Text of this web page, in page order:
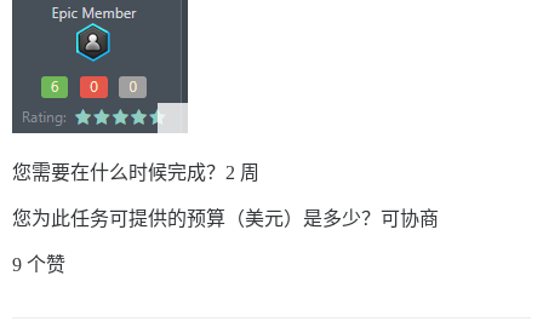
您需要在什么时候完成？2 周
您为此任务可提供的预算（美元）是多少？可协商
9 个赞